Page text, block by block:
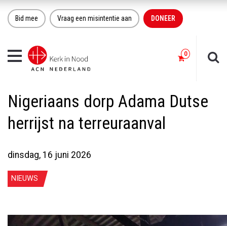
Bid mee Vraag een misintentie aan DONEER
Toggle
navigation
Nigeriaans dorp Adama Dutse
herrijst na terreuraanval
dinsdag, 16 juni 2026
NIEUWS